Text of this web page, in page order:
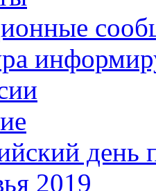
день
2019